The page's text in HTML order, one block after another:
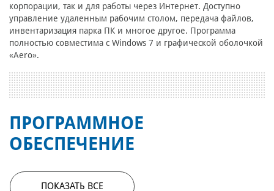
корпорации, так и для работы через Интернет. Доступно
управление удаленным рабочим столом, передача файлов,
инвентаризация парка ПК и многое другое. Программа
полностью совместима с Windows 7 и графической оболочкой
«Aero».
ПРОГРАММНОЕ
ОБЕСПЕЧЕНИЕ
ПОКАЗАТЬ ВСЕ